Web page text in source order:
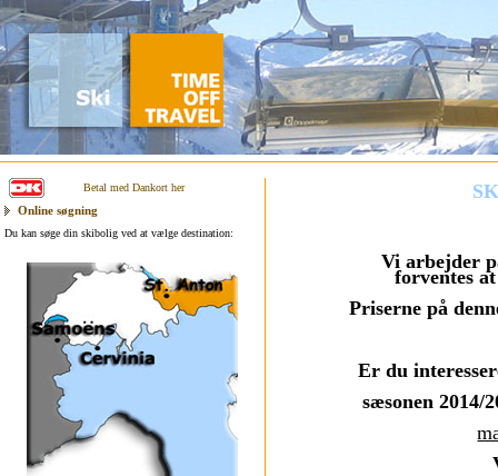
Betal med Dankort her
Online søgning
Du kan søge din skibolig ved at vælge destination:
Vi arbejder
forventes
Priserne på
Er du
sæsonen 2014/